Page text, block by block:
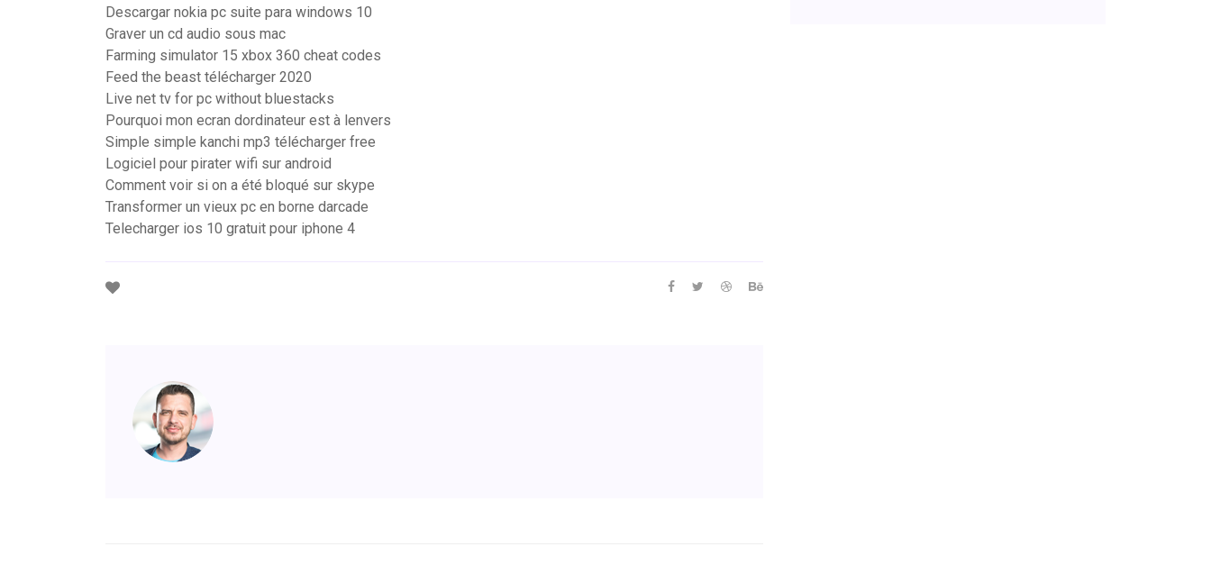
Descargar nokia pc suite para windows 10
Graver un cd audio sous mac
Farming simulator 15 xbox 360 cheat codes
Feed the beast télécharger 2020
Live net tv for pc without bluestacks
Pourquoi mon ecran dordinateur est à lenvers
Simple simple kanchi mp3 télécharger free
Logiciel pour pirater wifi sur android
Comment voir si on a été bloqué sur skype
Transformer un vieux pc en borne darcade
Telecharger ios 10 gratuit pour iphone 4